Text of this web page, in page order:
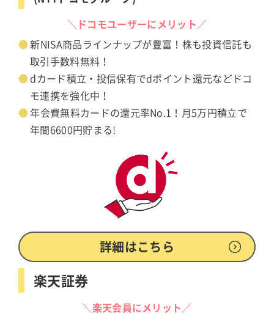
＼ドコモユーザーにメリット／
新NISA商品ラインナップが豊富！株も投資信託も
取引手数料無料！
dカード積立・投信保有でdポイント還元などドコ
モ連携を強化中！
年会費無料カードの還元率No.1！月5万円積立で
年間6600円貯まる!
詳細はこちら
楽天証券
＼楽天会員にメリット／